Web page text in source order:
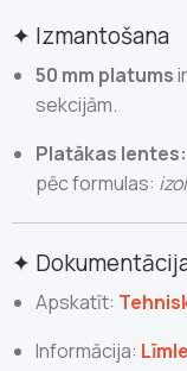
✦ Izmantošana
50 mm platums
sekcijām.
Platākas lentes:
pēc formulas:
✦
Apskatīt:
Informācija: